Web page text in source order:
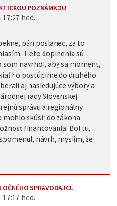
POZNÁMKOU
17:27 hod.
pán poslanec, za to
Tieto doplnenia sú
som navrhol, aby sa moment,
ho postúpime do druhého
aj nasledujúce výbory a
rady Slovenskej
správu a regionálny
mohlo skúsiť do zákona
financovania. Bol tu,
návrh, myslím, že
SPRAVODAJCU
17:17 hod.